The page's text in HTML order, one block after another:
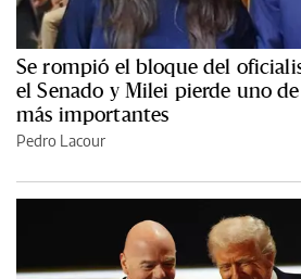
Se rompió el bloque del
el Senado y Milei pierde uno
más importantes
Pedro Lacour